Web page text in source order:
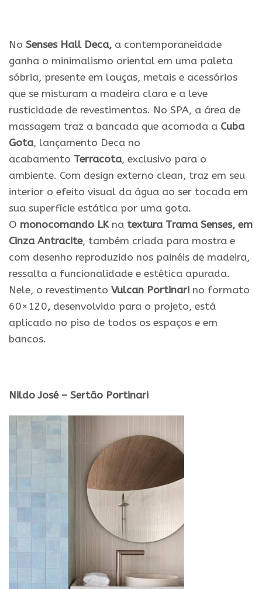
No Senses Hall Deca, a contemporaneidade
ganha o minimalismo oriental em uma paleta
sóbria, presente em louças, metais e acessórios
que se misturam a madeira clara e a leve
rusticidade de revestimentos. No SPA, a área de
massagem traz a bancada que acomoda a Cuba
Gota, lançamento Deca no
acabamento Terracota, exclusivo para o
ambiente. Com design externo clean, traz em seu
interior o efeito visual da água ao ser tocada em
sua superfície estática por uma gota.
O monocomando LKna textura Trama Senses, em
Cinza Antracite, também criada para mostra e
com desenho reproduzido nos painéis de madeira,
ressalta a funcionalidade e estética apurada.
Nele, o revestimento Vulcan Portinari no formato
60×120, desenvolvido para o projeto, está
aplicado no piso de todos os espaços e em
bancos.
Nildo José – Sertão Portinari